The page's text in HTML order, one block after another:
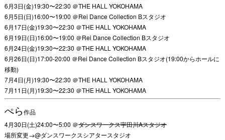
6月3日(金)19:30〜22:30 ＠THE HALL YOKOHAMA
6月5日(日)16:00〜19:00 ＠Rei Dance Collection Bスタジオ
6月17日(金)19:30〜22:30 ＠THE HALL YOKOHAMA
6月19日(日)16:00〜19:00 ＠Rei Dance Collection Bスタジオ
6月24日(金)19:30〜22:30 ＠THE HALL YOKOHAMA
6月26日(日)17:00-20:00 ＠Rei Dance Collection Bスタジオ(19:00からホールに
移動)
7月4日(月)19:30〜22:30 ＠THE HALL YOKOHAMA
7月11日(月)19:30〜22:30 ＠THE HALL YOKOHAMA
ぺら作品
4月30日(土)24:00〜5:00 ＠ダンスワークス宇田川Aスタジオ
場所変更→@ダンスワークスシアタースタジオ